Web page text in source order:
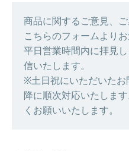
商品に関するご意見、
こちらのフォームより
平日営業時間内に拝見
信いたします。
※土日祝にいただいたお
降に順次対応いたしま
くお願いいたします。